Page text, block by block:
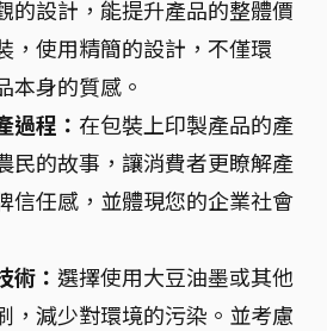
的設計，能提升產品的整體價
，使用精簡的設計，不僅環
本身的質感。
過程： 在包裝上印製產品的產
民的故事，讓消費者更瞭解產
信任感，並體現您的企業社會
術： 選擇使用大豆油墨或其他
，減少對環境的污染。並考慮